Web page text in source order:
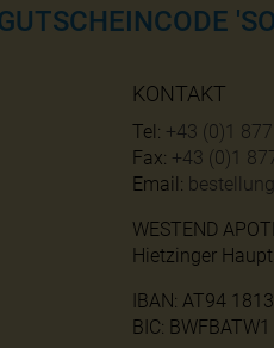
KONTAKT
Tel: +43 (0)1
Fax: +43 (0)1
Email:
WESTEND
Hietzinger
IBAN: AT94
BIC: BWFBATW1